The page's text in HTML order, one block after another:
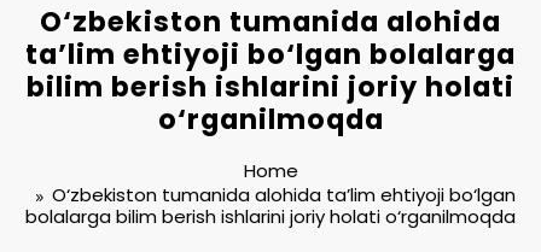
O‘zbekiston tumanida alohida
ta’lim ehtiyoji bo‘lgan bolalarga
bilim berish ishlarini joriy holati
o‘rganilmoqda
Home
O‘zbekiston tumanida alohida ta’lim ehtiyoji bo‘lgan
bolalarga bilim berish ishlarini joriy holati o‘rganilmoqda